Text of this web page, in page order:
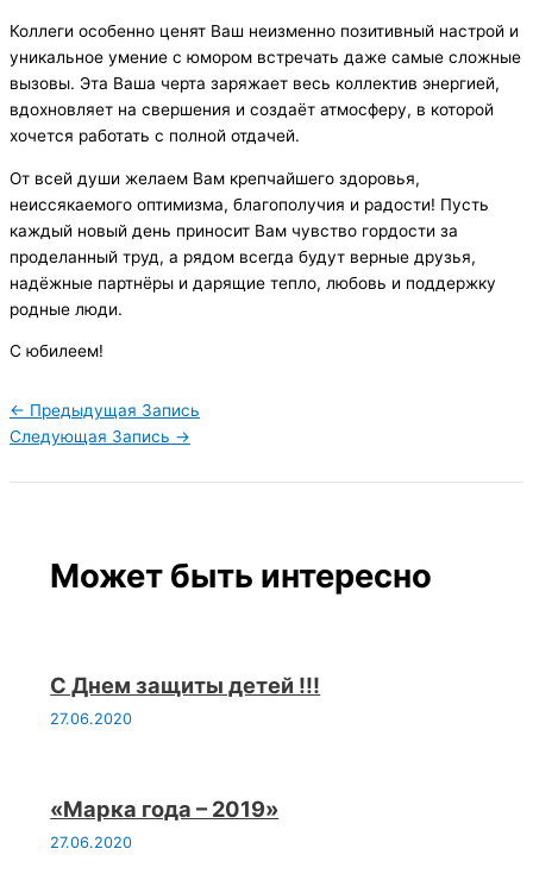
Коллеги особенно ценят Ваш неизменно позитивный настрой и
уникальное умение с юмором встречать даже самые сложные
вызовы. Эта Ваша черта заряжает весь коллектив энергией,
вдохновляет на свершения и создаёт атмосферу, в которой
хочется работать с полной отдачей.
От всей души желаем Вам крепчайшего здоровья,
неиссякаемого оптимизма, благополучия и радости! Пусть
каждый новый день приносит Вам чувство гордости за
проделанный труд, а рядом всегда будут верные друзья,
надёжные партнёры и дарящие тепло, любовь и поддержку
родные люди.
С юбилеем!
← Предыдущая Запись
Следующая Запись →
Может быть интересно
С Днем защиты детей !!!
27.06.2020
«Марка года – 2019»
27.06.2020